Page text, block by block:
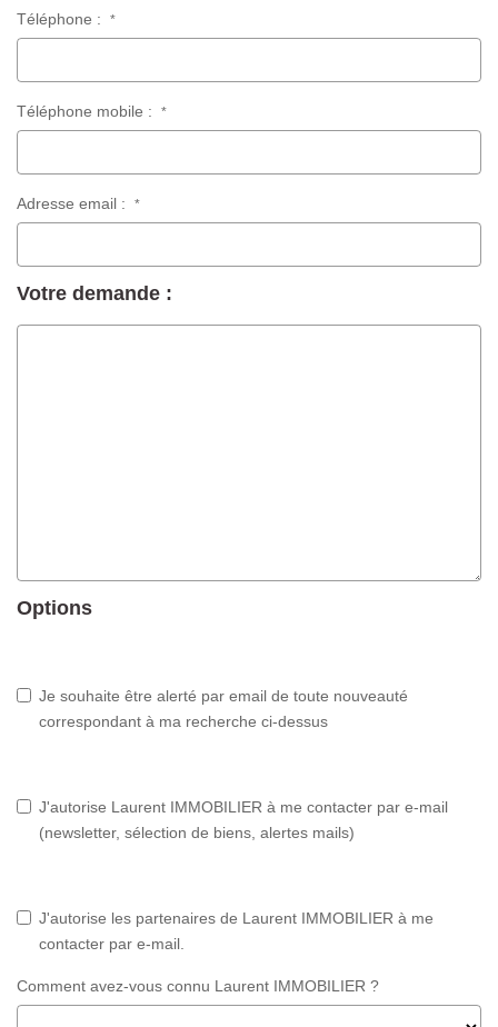
Téléphone : *
Téléphone mobile : *
Adresse email : *
Votre demande :
Options
Je souhaite être alerté par email de toute nouveauté
correspondant à ma recherche ci-dessus
J'autorise Laurent IMMOBILIER à me contacter par e-mail
(newsletter, sélection de biens, alertes mails)
J'autorise les partenaires de Laurent IMMOBILIER à me
contacter par e-mail.
Comment avez-vous connu Laurent IMMOBILIER ?